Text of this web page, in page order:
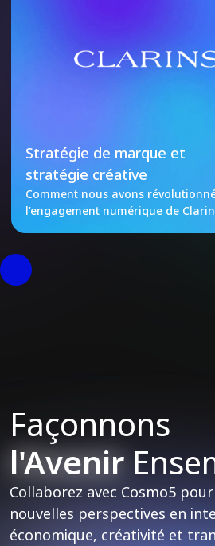
Stratégie de marque et
stratégie créative
Comment nous avons
l’engagement numérique de
Façonnons
l'Avenir
Collaborez avec Cosmo5
nouvelles perspectives en
économique, créativité et